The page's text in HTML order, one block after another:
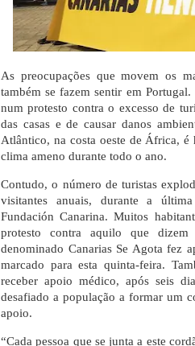
As preocupações que movem os
também se fazem sentir em
num protesto contra o excesso de
das casas e de causar danos
Atlântico, na costa oeste de África,
clima ameno durante todo o ano.
Contudo, o número de turistas
visitantes anuais, durante a
Fundación Canarina. Muitos
protesto contra aquilo que
denominado Canarias Se Agota fez
marcado para esta quinta-feira.
receber apoio médico, após seis
desafiado a população a formar um
apoio.
“Cada pessoa que se junta a este